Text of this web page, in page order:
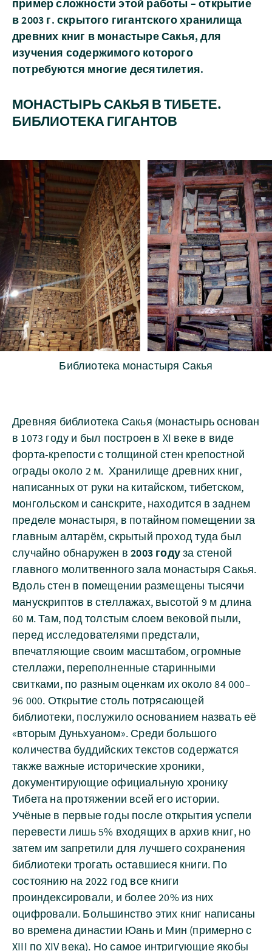
пример сложности этой работы – открытие
в 2003 г. скрытого гигантского хранилища
древних книг в монастыре Сакья, для
изучения содержимого которого
потребуются многие десятилетия.
МОНАСТЫРЬ САКЬЯ В ТИБЕТЕ.
БИБЛИОТЕКА ГИГАНТОВ
Библиотека монастыря Сакья
Древняя библиотека Сакья (монастырь основан
в 1073 году и был построен в XI веке в виде
форта-крепости с толщиной стен крепостной
ограды около 2 м. Хранилище древних книг,
написанных от руки на китайском, тибетском,
монгольском и санскрите, находится в заднем
пределе монастыря, в потайном помещении за
главным алтарём, скрытый проход туда был
случайно обнаружен в2003 годуза стеной
главного молитвенного зала монастыря Сакья.
Вдоль стен в помещении размещены тысячи
манускриптов в стеллажах, высотой 9 м длина
60 м. Там, под толстым слоем вековой пыли,
перед исследователями предстали,
впечатляющие своим масштабом, огромные
стеллажи, переполненные старинными
свитками, по разным оценкам их около 84 000–
96 000. Открытие столь потрясающей
библиотеки, послужило основанием назвать её
«вторым Дуньхуаном». Среди большого
количества буддийских текстов содержатся
также важные исторические хроники,
документирующие официальную хронику
Тибета на протяжении всей его истории.
Учёные в первые годы после открытия успели
перевести лишь 5% входящих в архив книг, но
затем им запретили для лучшего сохранения
библиотеки трогать оставшиеся книги. По
состоянию на 2022 год все книги
проиндексировали, и более 20% из них
оцифровали. Большинство этих книг написаны
во времена династии Юань и Мин (примерно с
XIII по XIV века). Но самое интригующие якобы